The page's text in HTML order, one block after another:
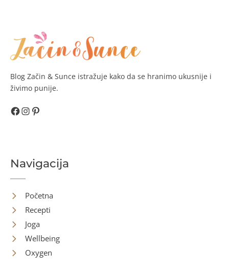
Blog Začin & Sunce istražuje kako da se hranimo ukusnije i
živimo punije.
Facebook
Instagram
Pinterest
Navigacija
Početna
Recepti
Joga
Wellbeing
Oxygen